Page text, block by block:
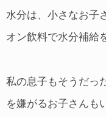
水分は、小さなお子
オン飲料で水分補給
私の息子もそうだっ
を嫌がるお子さんも